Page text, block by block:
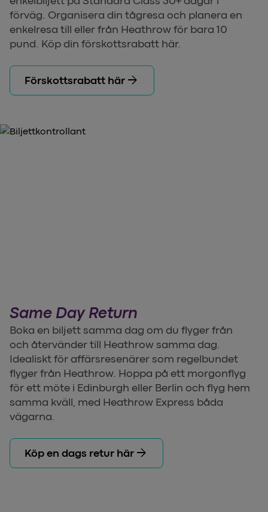
förväg. Organisera din tågresa och planera en
enkelresa till eller från Heathrow för bara 10
pund. Köp din förskottsrabatt här.
Förskottsrabatt här arrow_forward
Same Day Return
Boka en biljett samma dag om du flyger från
och återvänder till Heathrow samma dag.
Idealiskt för affärsresenärer som regelbundet
flyger från Heathrow. Hoppa på ett morgonflyg
för ett möte i Edinburgh eller Berlin och flyg hem
samma kväll, med Heathrow Express båda
vägarna.
Köp en dags retur här arrow_forward